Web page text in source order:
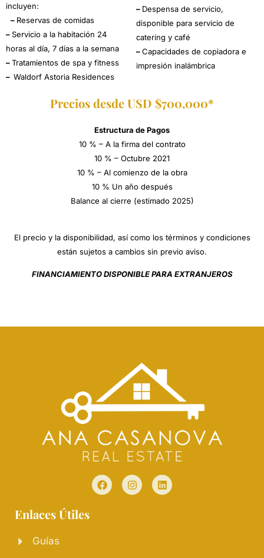
incluyen:
– Reservas de comidas
–Servicio a la habitación 24
horas al día, 7 días a la semana
–Tratamientos de spa y fitness
– Waldorf Astoria Residences
– Despensa de servicio,
disponible para servicio de
catering y café
–Capacidades de copiadora e
impresión inalámbrica
Precios desde USD $700,000*
Estructura de Pagos
10 % – A la firma del contrato
10 % – Octubre 2021
10 % – Al comienzo de la obra
10 % Un año después
Balance al cierre (estimado 2025)
El precio y la disponibilidad, así como los términos y condiciones
están sujetos a cambios sin previo aviso.
FINANCIAMIENTO DISPONIBLE PARA EXTRANJEROS
Enlaces Útiles
Guías